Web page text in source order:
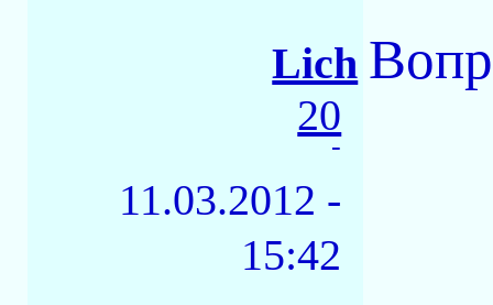
Lich
20
-
11.03.2012 -
15:42